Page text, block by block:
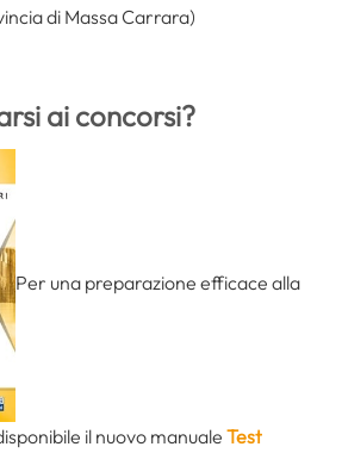
di Massa Carrara)
ai concorsi?
Per una preparazione efficace alla
il nuovo manuale Test